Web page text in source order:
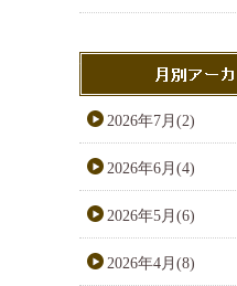
2026年7月(2)
2026年6月(4)
2026年5月(6)
2026年4月(8)